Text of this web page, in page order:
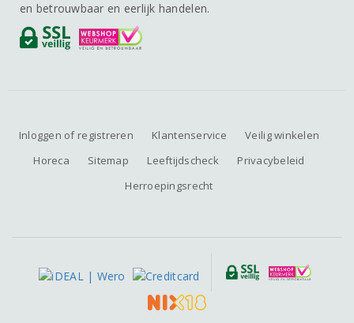
en betrouwbaar en eerlijk handelen.
Inloggen of registreren Klantenservice
Veilig winkelen
Horeca
Sitemap Leeftijdscheck
Privacybeleid
Herroepingsrecht